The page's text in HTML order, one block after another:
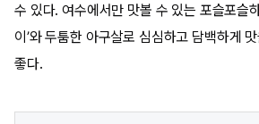
수 있다. 여수에서만 맛볼 수 있는 포슬포슬
이’와 두툼한 아구살로 심심하고 담백하게
좋다.